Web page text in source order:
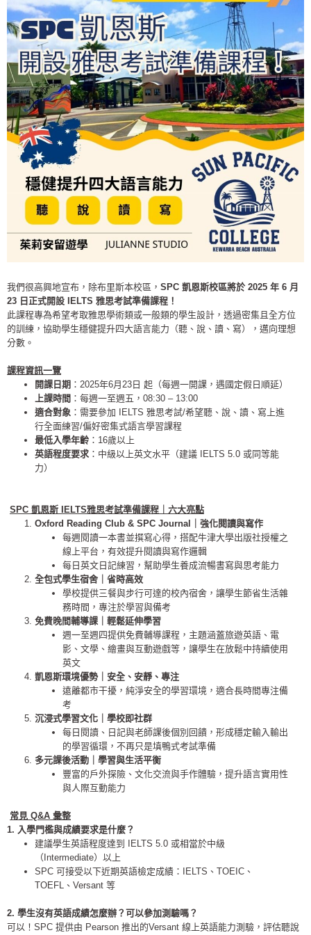
我們很高興地宣布，除布里斯本校區， SPC 凱恩斯校區將於 2025 年 6 月
23 日正式開設 IELTS 雅思考試準備課程！
此課程專為希望考取雅思學術類或一般類的學生設計， 透過密集且全方位
的訓練，協助學生穩健提升四大語言能力（聽、 說、讀、寫），邁向理想
分數。
課程資訊一覽
開課日期 ：2025年6月23日 起（每週一開課，遇國定假日順延）
上課時間 ：每週一至週五，08:30 – 13:00
適合對象 ：需要參加 IELTS 雅思考試/希望聽、說、讀、寫上進
行全面練習/偏好密集式語言學習課程
最低入學年齡 ：16歲以上
英語程度要求 ：中級以上英文水平（建議 IELTS 5.0 或同等能
力）
SPC 凱恩斯 IELTS雅思考試準備課程｜六大亮點
Oxford Reading Club & SPC Journal｜強化閱讀與寫作
每週閱讀一本書並撰寫心得，搭配牛津大學出版社授權之
線上平台， 有效提升閱讀與寫作邏輯
每日英文日記練習，幫助學生養成流暢書寫與思考能力
全包式學生宿舍｜省時高效
學校提供三餐與步行可達的校內宿舍，讓學生節省生活雜
務時間， 專注於學習與備考
免費晚間輔導課｜輕鬆延伸學習
週一至週四提供免費輔導課程，主題涵蓋旅遊英語、電
影、文學、 繪畫與互動遊戲等，讓學生在放鬆中持續使用
英文
凱恩斯環境優勢｜安全、安靜、專注
遠離都市干擾，純淨安全的學習環境，適合長時間專注備
考
沉浸式學習文化｜學校即社群
每日閱讀、日記與老師課後個別回饋， 形成穩定輸入輸出
的學習循環，不再只是填鴨式考試準備
多元課後活動｜學習與生活平衡
豐富的戶外探險、文化交流與手作體驗， 提升語言實用性
與人際互動能力
常見 Q&A 彙整
1. 入學門檻與成績要求是什麼？
建議學生英語程度達到 IELTS 5.0 或相當於中級
（Intermediate）以上
SPC 可接受以下近期英語檢定成績：IELTS、TOEIC、
TOEFL、Versant 等
2. 學生沒有英語成績怎麼辦？可以參加測驗嗎？
可以！SPC 提供由 Pearson 推出的Versant 線上英語能力測驗，評估聽說